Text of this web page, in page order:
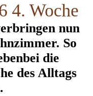
4. Woche
nun
So
die
des Alltags